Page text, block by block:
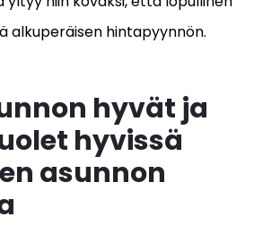
alkuperäisen hintapyynnön.
hyvät ja
hyvissä
asunnon